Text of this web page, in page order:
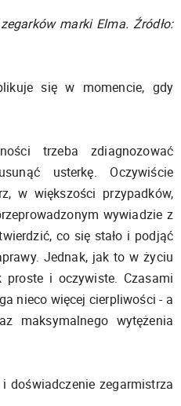
marki Elma. Źródło:
się w momencie, gdy
trzeba zdiagnozować
usterkę. Oczywiście
w większości przypadków,
wywiadzie z
co się stało i podjąć
Jednak, jak to w życiu
i oczywiste. Czasami
nieco więcej cierpliwości - a
maksymalnego wytężenia
doświadczenie zegarmistrza